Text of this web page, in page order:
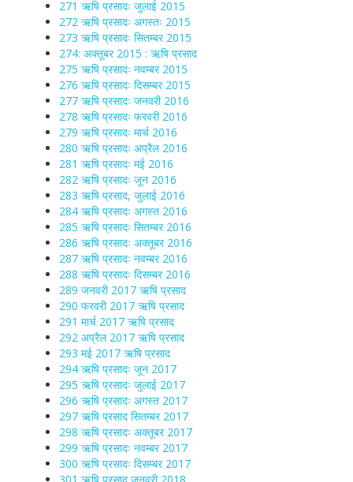
271 ऋषि प्रसादः जुलाई 2015
272 ऋषि प्रसादः अगस्तः 2015
273 ऋषि प्रसादः सितम्बर 2015
274: अक्तूबर 2015 : ऋषि प्रसाद
275 ऋषि प्रसादः नवम्बर 2015
276 ऋषि प्रसादः दिसम्बर 2015
277 ऋषि प्रसादः जनवरी 2016
278 ऋषि प्रसादः फरवरी 2016
279 ऋषि प्रसादः मार्च 2016
280 ऋषि प्रसादः अप्रैल 2016
281 ऋषि प्रसादः मई 2016
282 ऋषि प्रसादः जून 2016
283 ऋषि प्रसाद, जुलाई 2016
284 ऋषि प्रसादः अगस्त 2016
285 ऋषि प्रसादः सितम्बर 2016
286 ऋषि प्रसादः अक्तूबर 2016
287 ऋषि प्रसादः नवम्बर 2016
288 ऋषि प्रसादः दिसम्बर 2016
289 जनवरी 2017 ऋषि प्रसाद
290 फरवरी 2017 ऋषि प्रसाद
291 मार्च 2017 ऋषि प्रसाद
292 अप्रैल 2017 ऋषि प्रसाद
293 मई 2017 ऋषि प्रसाद
294 ऋषि प्रसादः जून 2017
295 ऋषि प्रसादः जुलाई 2017
296 ऋषि प्रसादः अगस्त 2017
297 ऋषि प्रसाद सितम्बर 2017
298 ऋषि प्रसादः अक्तूबर 2017
299 ऋषि प्रसादः नवम्बर 2017
300 ऋषि प्रसादः दिसम्बर 2017